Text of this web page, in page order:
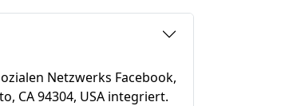
Netzwerks Facebook,
CA 94304, USA integriert.